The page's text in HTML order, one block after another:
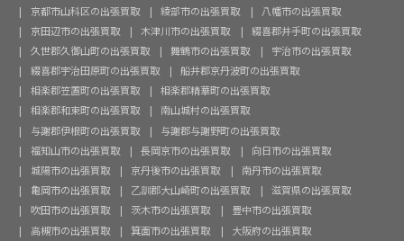
京都市山科区の出張買取
綾部市の出張買取
八幡市の出張買取
京田辺市の出張買取
木津川市の出張買取
綴喜郡井手町の出張買取
久世郡久御山町の出張買取
舞鶴市の出張買取
宇治市の出張買取
綴喜郡宇治田原町の出張買取
船井郡京丹波町の出張買取
相楽郡笠置町の出張買取
相楽郡精華町の出張買取
相楽郡和束町の出張買取
南山城村の出張買取
与謝郡伊根町の出張買取
与謝郡与謝野町の出張買取
福知山市の出張買取
長岡京市の出張買取
向日市の出張買取
城陽市の出張買取
京丹後市の出張買取
南丹市の出張買取
亀岡市の出張買取
乙訓郡大山崎町の出張買取
滋賀県の出張買取
吹田市の出張買取
茨木市の出張買取
豊中市の出張買取
高槻市の出張買取
箕面市の出張買取
大阪府の出張買取